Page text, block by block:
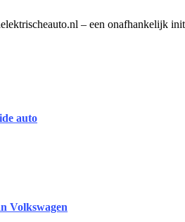
– een onafhankelijk
auto
Volkswagen